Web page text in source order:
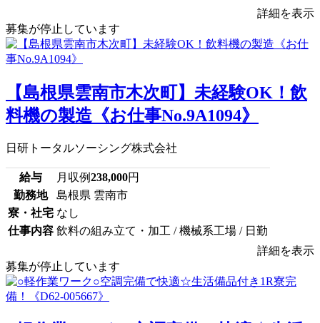
詳細を表示
募集が停止しています
【島根県雲南市木次町】未経験OK！飲
料機の製造《お仕事No.9A1094》
日研トータルソーシング株式会社
給与 月収例238,000円
勤務地
島根県 雲南市
寮・社宅 なし
仕事内容 飲料の組み立て・加工 / 機械系工場 / 日勤
詳細を表示
募集が停止しています